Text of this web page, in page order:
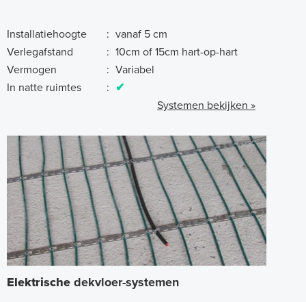
Installatiehoogte : vanaf 5 cm
Verlegafstand
: 10cm of 15cm hart-op-hart
Vermogen
: Variabel
In natte ruimtes
: ✔
Systemen bekijken »
Elektrische dekvloer-systemen